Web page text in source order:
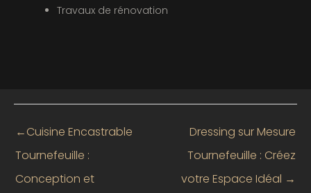
Travaux de rénovation
←Cuisine Encastrable
Tournefeuille :
Conception et
Dressing sur Mesure
Tournefeuille : Créez
votre Espace Idéal →